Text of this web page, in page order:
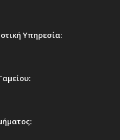
Υπηρεσία: